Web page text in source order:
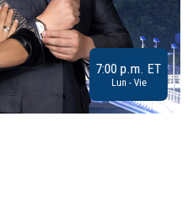
7:00 p.m. ET
Lun - Vie